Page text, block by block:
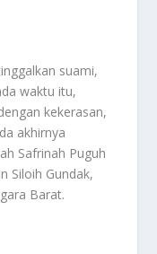
suami,
waktu itu,
kekerasan,
akhirnya
Safrinah Puguh
Siloih Gundak,
Barat.